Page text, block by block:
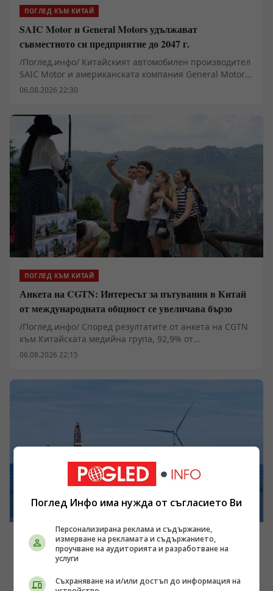
ПОГЛЕД КЪМ КИТАЙ
SAIC Motor и General Motors удължават
съвместното си предприятие до 2047 г.
/Поглед.инфо/ Китайският автомобилен производител
SAIC Motor и американската компания General Motors
(GM) подписаха споразумение за удължаване на
06.08.2026 22:30
ПОГЛЕД КЪМ КИТАЙ
Анкета на CGTN: Интересът за пътувания в Китай
от международната общност се увеличава бързо
/Поглед.инфо/ Според резултатите от анкета на CGTN
към Китайската медийна група, 92,9% от
анкетираните смятат, че популярността на темата
06.08.2026 22:15
ПОГЛЕД КЪМ КИТАЙ
Първата в света 16-мегаватова плаваща вятърна
турбина официално влезе в експлоатация
Поглед Инфо има нужда от съгласието Ви
Персонализирана реклама и съдържание,
измерване на рекламата и съдържанието,
проучване на аудиторията и разработване на
услуги
Съхраняване на и/или достъп до информация на